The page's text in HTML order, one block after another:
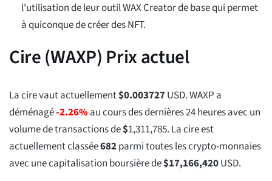
l'utilisation de leur outil WAX Creator de base qui permet
à quiconque de créer des NFT.
Cire (WAXP) Prix actuel
La cire vaut actuellement$0.003727USD. WAXP a
déménagé-2.26%au cours des dernières 24 heures avec un
volume de transactions de$1,311,785. La cire est
actuellement classée682parmi toutes les crypto-monnaies
avec une capitalisation boursière de$17,166,420USD.